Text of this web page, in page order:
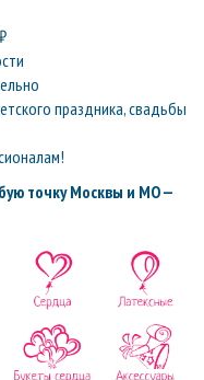
праздника, свадьбы
точку Москвы и МО —